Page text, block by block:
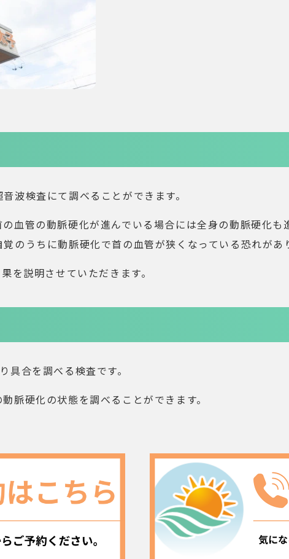
波検査にて調べることができます。
血管の動脈硬化が進んでいる場合には全身の動脈硬化
のうちに動脈硬化で首の血管が狭くなっている恐れがあ
を説明させていただきます。
合を調べる検査です。
脈硬化の状態を調べることができます。